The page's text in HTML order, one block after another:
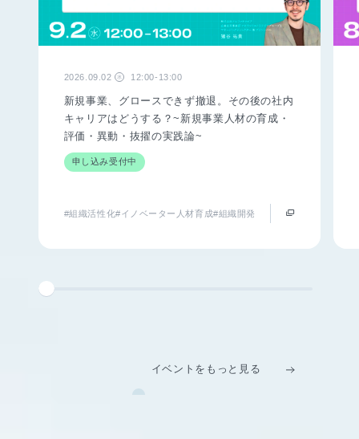
2026.09.02 水 12:00-13:00
新規事業、グロースできず撤退。その後の社内
キャリアはどうする？~新規事業人材の育成・
評価・異動・抜擢の実践論~
申し込み受付中
#組織活性化#イノベーター人材育成#組織開発
イベントをもっと見る